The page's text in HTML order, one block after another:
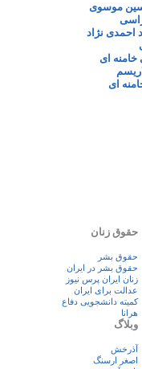
موسوی
احمدی نژاد
خامنه ای
ای
حقوق زنان
حقوق بشر
حقوق بشر در ایران
زنان ايران پرس نيوز
عدالت برای ایران
کمیته دانشجویی دفاع
هرانا
وبلاگ
آذرخش
اصغر ارسنگ